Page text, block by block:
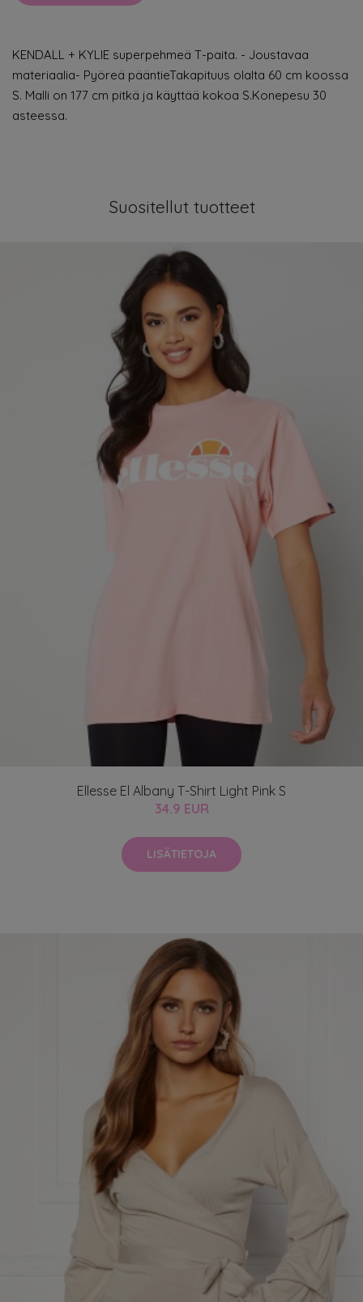
KENDALL + KYLIE superpehmeä T-paita. - Joustavaa
materiaalia- Pyöreä pääntieTakapituus olalta 60 cm koossa
S. Malli on 177 cm pitkä ja käyttää kokoa S.Konepesu 30
asteessa.
Suositellut tuotteet
Ellesse El Albany T-Shirt Light Pink S
34.9 EUR
LISÄTIETOJA